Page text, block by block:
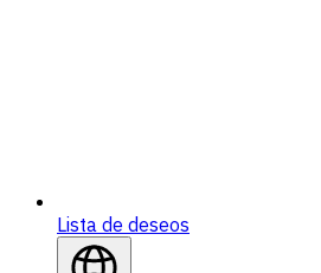
Lista de deseos